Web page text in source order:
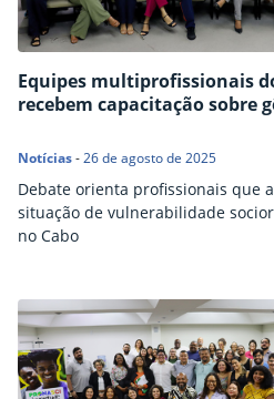
Equipes multiprofissionais
recebem capacitação sobre
Notícias-26 de agosto de 2025
Debate orienta profissionais que
situação de vulnerabilidade
no Cabo